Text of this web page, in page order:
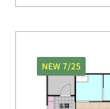
NEW 7/25